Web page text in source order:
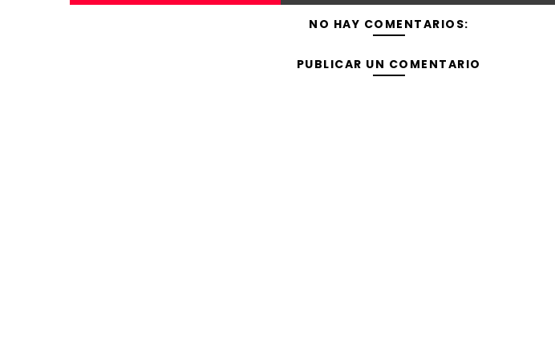
NO HAY COMENTARIOS:
PUBLICAR UN COMENTARIO